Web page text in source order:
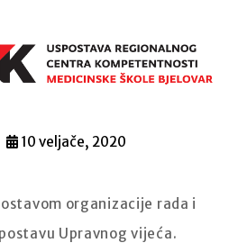
10 veljače, 2020
organizacije rada i
Upravnog vijeća.